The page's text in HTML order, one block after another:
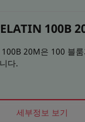
100B
20M은 100 블
다.
세부정보 보기